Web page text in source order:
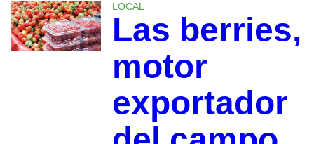
LOCAL
Las berries,
motor
exportador